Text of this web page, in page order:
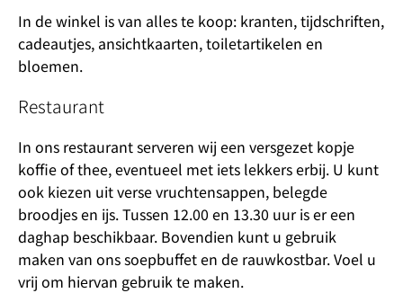
In de winkel is van alles te koop: kranten, tijdschriften,
cadeautjes, ansichtkaarten, toiletartikelen en
bloemen.
Restaurant
In ons restaurant serveren wij een versgezet kopje
koffie of thee, eventueel met iets lekkers erbij. U kunt
ook kiezen uit verse vruchtensappen, belegde
broodjes en ijs. Tussen 12.00 en 13.30 uur is er een
daghap beschikbaar. Bovendien kunt u gebruik
maken van ons soepbuffet en de rauwkostbar. Voel u
vrij om hiervan gebruik te maken.